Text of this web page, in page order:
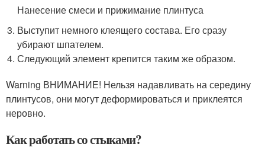
Нанесение смеси и прижимание плинтуса
Выступит немного клеящего состава. Его сразу
убирают шпателем.
Следующий элемент крепится таким же образом.
Warning ВНИМАНИЕ! Нельзя надавливать на середину
плинтусов, они могут деформироваться и приклеятся
неровно.
Как работать со стыками?